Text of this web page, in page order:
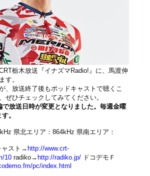
栃木放送『イナズマRadio!』に、馬渡伸
す。
、放送終了後もポッドキャストで聴くこ
ぜひチェックしてみてください。
放送日時が変更となりました。毎週金曜
。
県北エリア：864kHz 県南エリア：
ャスト→http://www.crt-
10 radiko→http://radiko.jp/ ドコデモＦ
pc/index.html